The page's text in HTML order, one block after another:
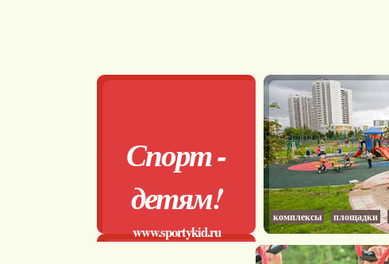
Спорт -
детям!
www.sportykid.ru
комплексы площадки